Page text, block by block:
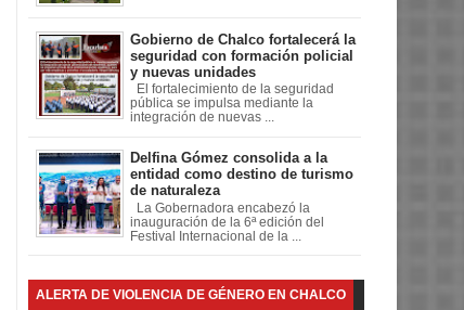
Gobierno de Chalco fortalecerá la
seguridad con formación policial
y nuevas unidades
El fortalecimiento de la seguridad
pública se impulsa mediante la
integración de nuevas ...
Delfina Gómez consolida a la
entidad como destino de turismo
de naturaleza
La Gobernadora encabezó la
inauguración de la 6ª edición del
Festival Internacional de la ...
ALERTA DE VIOLENCIA DE GÉNERO EN CHALCO